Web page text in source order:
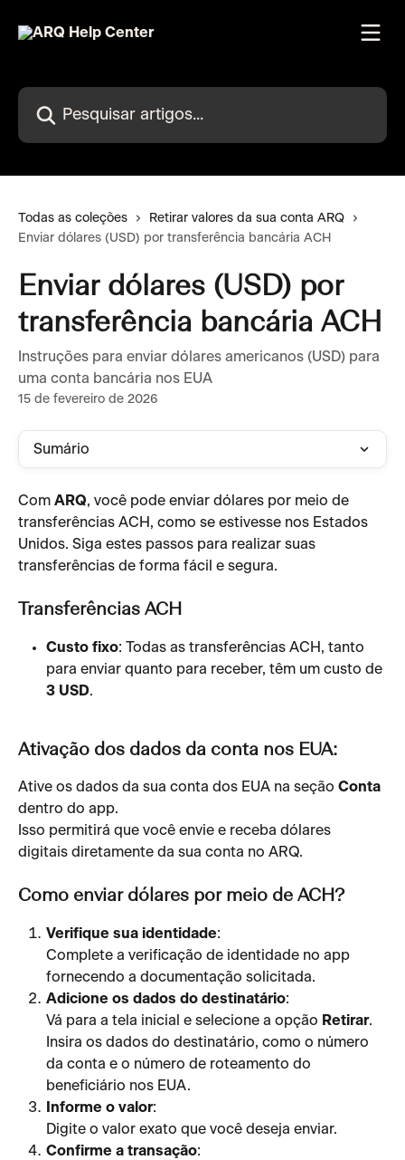
Pesquisar artigos...
Todas as coleções
Retirar valores da sua conta ARQ
Enviar dólares (USD) por transferência bancária ACH
Enviar dólares (USD) por
transferência bancária ACH
Instruções para enviar dólares americanos (USD) para
uma conta bancária nos EUA
15 de fevereiro de 2026
Sumário
Com ARQ, você pode enviar dólares por meio de
transferências ACH, como se estivesse nos Estados
Unidos. Siga estes passos para realizar suas
transferências de forma fácil e segura.
Transferências ACH
Custo fixo: Todas as transferências ACH, tanto
para enviar quanto para receber, têm um custo de
3 USD.
Ativação dos dados da conta nos EUA:
Ative os dados da sua conta dos EUA na seção Conta
dentro do app.
Isso permitirá que você envie e receba dólares
digitais diretamente da sua conta no ARQ.
Como enviar dólares por meio de ACH?
Verifique sua identidade:
Complete a verificação de identidade no app
fornecendo a documentação solicitada.
Adicione os dados do destinatário:
Vá para a tela inicial e selecione a opção Retirar.
Insira os dados do destinatário, como o número
da conta e o número de roteamento do
beneficiário nos EUA.
Informe o valor:
Digite o valor exato que você deseja enviar.
Confirme a transação: